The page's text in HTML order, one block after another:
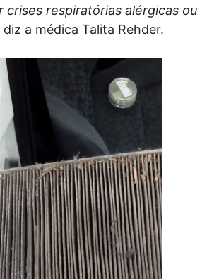
crises respiratórias alérgicas ou
diz a médica Talita Rehder.